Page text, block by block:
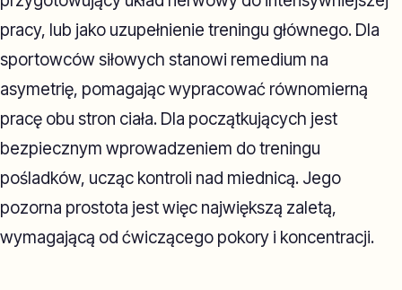
pracy, lub jako uzupełnienie treningu głównego. Dla
sportowców siłowych stanowi remedium na
asymetrię, pomagając wypracować równomierną
pracę obu stron ciała. Dla początkujących jest
bezpiecznym wprowadzeniem do treningu
pośladków, ucząc kontroli nad miednicą. Jego
pozorna prostota jest więc największą zaletą,
wymagającą od ćwiczącego pokory i koncentracji.